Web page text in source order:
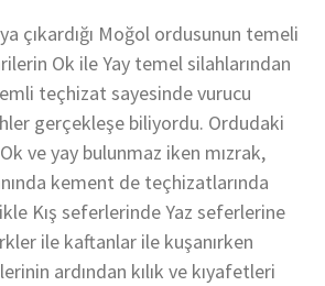
çıkardığı Moğol ordusunun temeli
Ok ile Yay temel silahlarından
teçhizat sayesinde vurucu
gerçekleşe biliyordu. Ordudaki
ve yay bulunmaz iken mızrak,
kement de teçhizatlarında
Kış seferlerinde Yaz seferlerine
ile kaftanlar ile kuşanırken
ardından kılık ve kıyafetleri